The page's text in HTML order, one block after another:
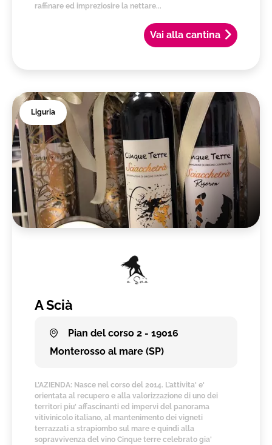
Vai alla cantina
raffinare ed impreziosire la nettare...
Liguria
A Scià
Pian del corso 2 - 19016
Monterosso al mare (SP)
L’AZIENDA: Nasce nel corso del 2014. L’attivita' e'
orientata al recupero e alla valorizzazione di uno dei
territori piu' affascinanti ed impervi del panorama
vitivinicolo italiano, al mantenimento dei vigneti
terrazzati a strapiombo sul mare e quindi alla
sopravvivenza del vino Cinque terre celebrato gia'